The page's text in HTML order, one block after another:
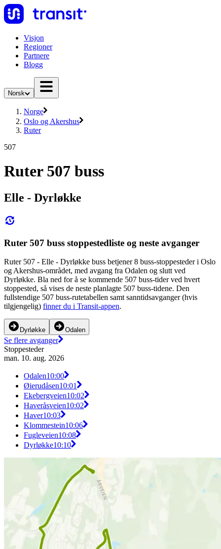
Visjon
Regioner
Partnere
Blogg
Norsk
Norge
Oslo og Akershus
Ruter
507
Ruter 507 buss
Elle - Dyrløkke
Ruter 507 buss stoppestedliste og neste avganger
Ruter 507 - Elle - Dyrløkke buss betjener 8 buss-stoppesteder i Oslo
og Akershus-området, med avgang fra Odalen og slutt ved
Dyrløkke. Bla ned for å se kommende 507 buss-tider ved hvert
stoppested, så vises de neste planlagte 507 buss-tidene. Den
fullstendige 507 buss-rutetabellen samt sanntidsavganger (hvis
tilgjengelig) finner du i Transit-appen.
Dyrløkke Odalen
Se flere avganger
Stoppesteder
man. 10. aug. 2026
Odalen10:00
Øierudåsen10:01
Ekebergveien10:02
Haveråsveien10:02
Haver10:03
Klommestein10:06
Fugleveien10:08
Dyrløkke10:10